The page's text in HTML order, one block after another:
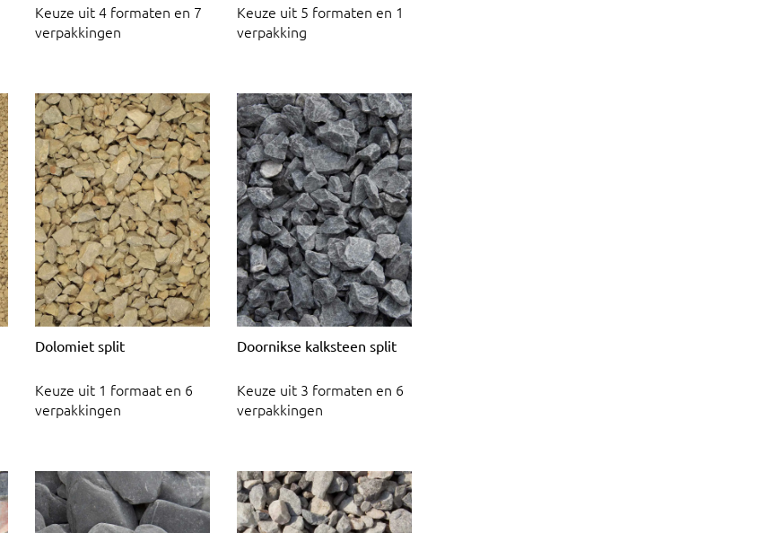
Keuze uit 4 formaten en 7
verpakkingen
Keuze uit 5 formaten en 1
verpakking
Dolomiet split
Keuze uit 1 formaat en 6
verpakkingen
Doornikse kalksteen split
Keuze uit 3 formaten en 6
verpakkingen